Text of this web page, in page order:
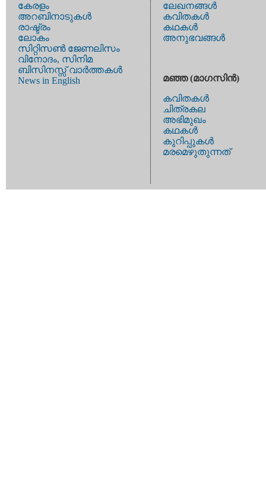
കേരളം
അറബിനാടുകള്‍
രാഷ്ട്രം
ലോകം
സിറ്റിസണ്‍ ജേണലിസം
വിനോദം, സിനിമ
ബിസിനസ്സ് വാര്‍ത്തകള്‍
News in English
ലേഖനങ്ങള്‍
കവിതകള്‍
കഥകള്‍
അനുഭവങ്ങള്‍
മഞ്ഞ (മാഗസിന്‍)
കവിതകള്‍
ചിത്രകല
അഭിമുഖം
കഥകള്‍
കുറിപ്പുകള്‍
മരമെഴുതുന്നത്